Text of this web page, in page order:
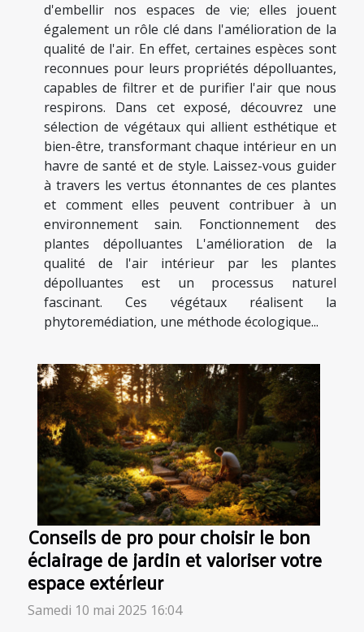
d'embellir nos espaces de vie; elles jouent
également un rôle clé dans l'amélioration de la
qualité de l'air. En effet, certaines espèces sont
reconnues pour leurs propriétés dépolluantes,
capables de filtrer et de purifier l'air que nous
respirons. Dans cet exposé, découvrez une
sélection de végétaux qui allient esthétique et
bien-être, transformant chaque intérieur en un
havre de santé et de style. Laissez-vous guider
à travers les vertus étonnantes de ces plantes
et comment elles peuvent contribuer à un
environnement sain. Fonctionnement des
plantes dépolluantes L'amélioration de la
qualité de l'air intérieur par les plantes
dépolluantes est un processus naturel
fascinant. Ces végétaux réalisent la
phytoremédiation, une méthode écologique...
Conseils de pro pour choisir le bon
éclairage de jardin et valoriser votre
espace extérieur
Samedi 10 mai 2025 16:04